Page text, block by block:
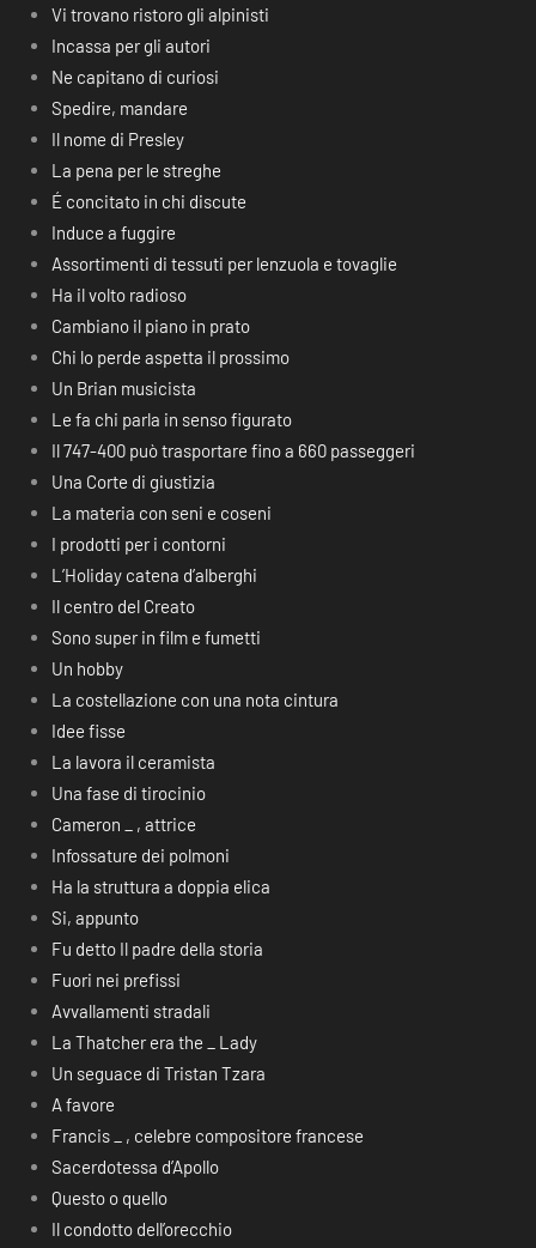
Vi trovano ristoro gli alpinisti
Incassa per gli autori
Ne capitano di curiosi
Spedire, mandare
Il nome di Presley
La pena per le streghe
É concitato in chi discute
Induce a fuggire
Assortimenti di tessuti per lenzuola e tovaglie
Ha il volto radioso
Cambiano il piano in prato
Chi lo perde aspetta il prossimo
Un Brian musicista
Le fa chi parla in senso figurato
Il 747-400 può trasportare fino a 660 passeggeri
Una Corte di giustizia
La materia con seni e coseni
I prodotti per i contorni
L’Holiday catena d’alberghi
Il centro del Creato
Sono super in film e fumetti
Un hobby
La costellazione con una nota cintura
Idee fisse
La lavora il ceramista
Una fase di tirocinio
Cameron _ , attrice
Infossature dei polmoni
Ha la struttura a doppia elica
Si, appunto
Fu detto Il padre della storia
Fuori nei prefissi
Avvallamenti stradali
La Thatcher era the _ Lady
Un seguace di Tristan Tzara
A favore
Francis _ , celebre compositore francese
Sacerdotessa d’Apollo
Questo o quello
Il condotto dell’orecchio